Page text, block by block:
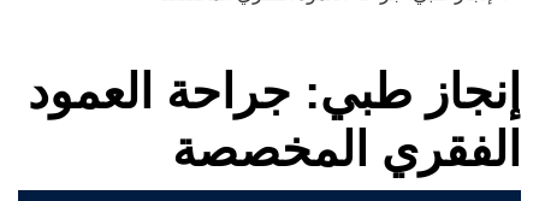
إنجاز طبي: جراحة العمود
الفقري المخصصة